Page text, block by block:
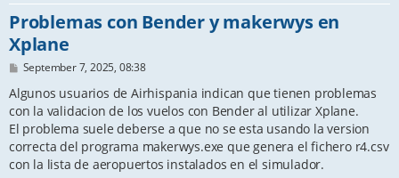
Problemas con Bender y makerwys en
Xplane
P
s
t
September 7, 2025, 08:38
Algunos usuarios de Airhispania indican que tienen problemas
con la validacion de los vuelos con Bender al utilizar Xplane.
El problema suele deberse a que no se esta usando la version
correcta del programa makerwys.exe que genera el fichero r4.csv
con la lista de aeropuertos instalados en el simulador.